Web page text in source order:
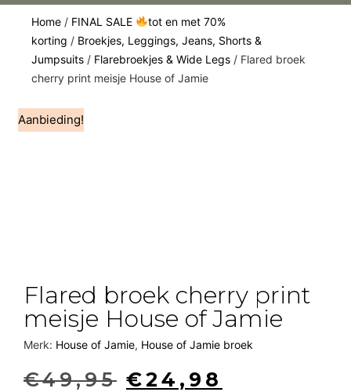
Home / FINAL SALE
tot en met 70%
korting / Broekjes, Leggings, Jeans, Shorts &
Jumpsuits / Flarebroekjes & Wide Legs / Flared broek
cherry print meisje House of Jamie
Aanbieding!
Flared broek cherry print
meisje House of Jamie
Merk: House of Jamie, House of Jamie broek
€49,95 €24,98